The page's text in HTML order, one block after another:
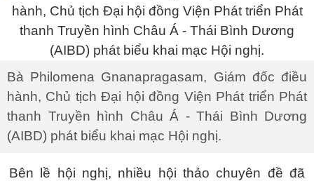
Bà Philomena Gnanapragasam, Giám đốc điều
hành, Chủ tịch Đại hội đồng Viện Phát triển Phát
thanh Truyền hình Châu Á - Thái Bình Dương
(AIBD) phát biểu khai mạc Hội nghị.
Bên lề hội nghị, nhiều hội thảo chuyên đề đã